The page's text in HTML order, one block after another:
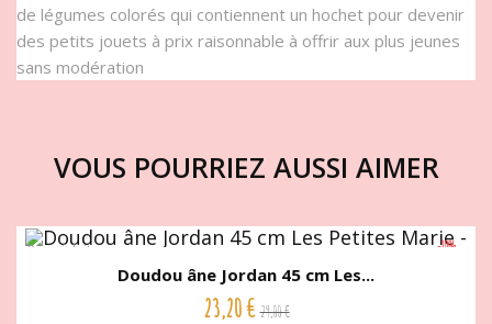
de légumes colorés qui contiennent un hochet pour devenir
des petits jouets à prix raisonnable à offrir aux plus jeunes
sans modération
VOUS POURRIEZ AUSSI AIMER
-20%
Prix réduit
Doudou âne Jordan 45 cm Les...
23,20 € 29,00 €